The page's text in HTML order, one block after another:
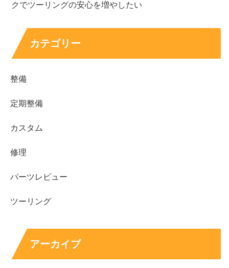
クでツーリングの安心を増やしたい
カテゴリー
整備
定期整備
カスタム
修理
パーツレビュー
ツーリング
アーカイブ